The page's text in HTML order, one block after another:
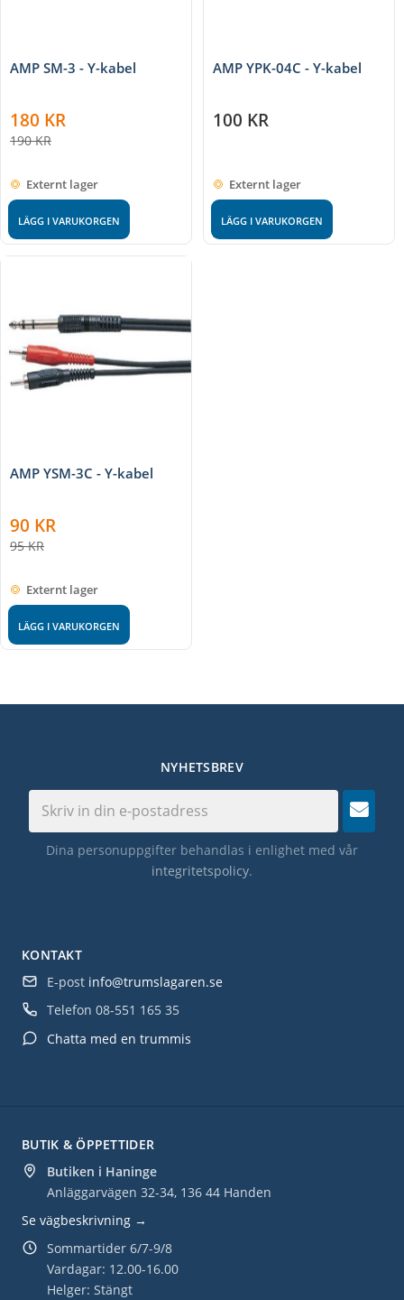
AMP SM-3 - Y-kabel
180 KR
190KR
Externt lager
LÄGG I VARUKORGEN
AMP YPK-04C - Y-kabel
100 KR
Externt lager
LÄGG I VARUKORGEN
AMP YSM-3C - Y-kabel
90 KR
95KR
Externt lager
LÄGG I VARUKORGEN
BUTIK & ÖPPETTIDER
Butiken i Haninge
Anläggarvägen 32-34, 136 44 Handen
Se vägbeskrivning →
Sommartider 6/7-9/8
Vardagar: 12.00-16.00
Helger: Stängt
KONTAKT
E-post info@trumslagaren.se
Telefon 08-551 165 35
Chatta med en trummis
NYHETSBREV
Dina personuppgifter behandlas i enlighet med vår
integritetspolicy.